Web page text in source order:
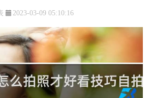
2023-03-09 05:10:16